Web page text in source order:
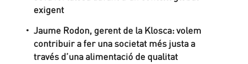
exigent
Jaume Rodon, gerent de la Klosca: volem
contribuir a fer una societat més justa a
través d’una alimentació de qualitat